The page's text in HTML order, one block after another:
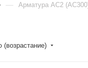
— Арматура АС2